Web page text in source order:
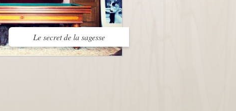
Le secret de la sagesse